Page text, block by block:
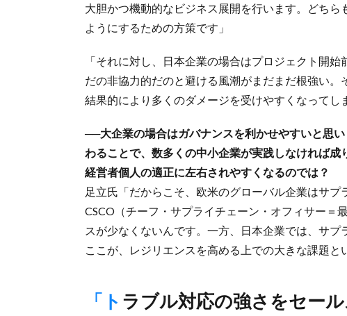
大胆かつ機動的なビジネス展開を行います。どち
ようにするための方策です」
「それに対し、日本企業の場合はプロジェクト開
だの非協力的だのと避ける風潮がまだまだ根強い。
結果的により多くのダメージを受けやすくなってし
──大企業の場合はガバナンスを利かせやすいと思
わることで、数多くの中小企業が実践しなければ
経営者個人の適正に左右されやすくなるのでは？
足立氏「だからこそ、欧米のグローバル企業はサプ
CSCO（チーフ・サプライチェーン・オフィサー＝
スが少なくないんです。一方、日本企業では、サプ
ここが、レジリエンスを高める上での大きな課題と
「トラブル対応の強さをセールスポイントにする企業が増